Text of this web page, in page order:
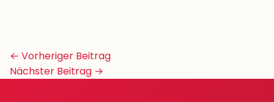
Beitrags-
Navigation
← Vorheriger Beitrag
Nächster Beitrag →